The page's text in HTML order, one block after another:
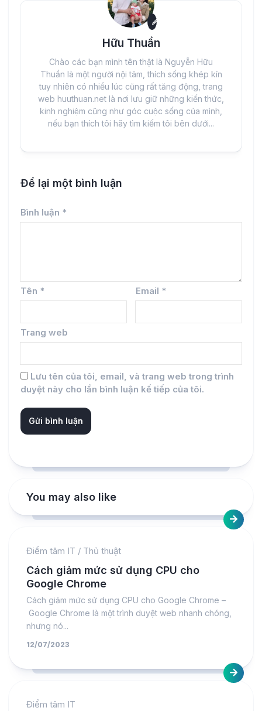
Hữu Thuần
Chào các bạn mình tên thật là Nguyễn Hữu
Thuần là một người nội tâm, thích sống khép kín
tuy nhiên có nhiều lúc cũng rất tăng động, trang
web huuthuan.net là nơi lưu giữ những kiến thức,
kinh nghiệm cũng như góc cuộc sống của mình,
nếu bạn thích tôi hãy tìm kiếm tôi bên dưới...
Để lại một bình luận
Bình luận *
Tên * Email *
Trang web
Lưu tên của tôi, email, và trang web trong trình
duyệt này cho lần bình luận kế tiếp của tôi.
You may also like
Điểm tâm IT / Thủ thuật
Cách giảm mức sử dụng CPU cho
Google Chrome
Cách giảm mức sử dụng CPU cho Google Chrome –
Google Chrome là một trình duyệt web nhanh chóng,
nhưng nó...
12/07/2023
Điểm tâm IT